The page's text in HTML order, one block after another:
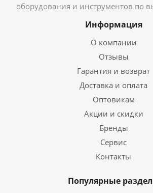
оборудования и инструментов по
Информация
О компании
Отзывы
Гарантия и возврат
Доставка и оплата
Оптовикам
Акции и скидки
Бренды
Сервис
Контакты
Популярные